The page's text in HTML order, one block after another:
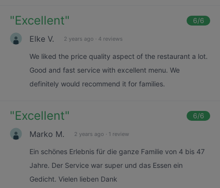
"Excellent" 6/6
Elke V. 2 years ago · 4 reviews
We liked the price quality aspect of the restaurant a lot.
Good and fast service with excellent menu. We
definitely would recommend it for families.
"Excellent" 6/6
Marko M. 2 years ago · 1 review
Ein schönes Erlebnis für die ganze Familie von 4 bis 47
Jahre. Der Service war super und das Essen ein
Gedicht. Vielen lieben Dank